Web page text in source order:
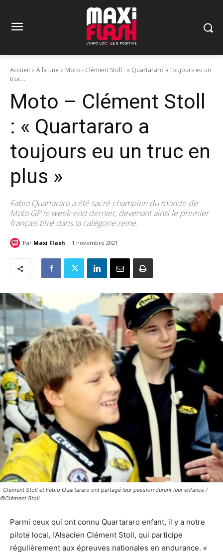
Accueil À la une
Moto - Clément Stoll : « Quartararo a toujours eu un
truc...
Moto – Clément Stoll
: « Quartararo a
toujours eu un truc en
plus »
Fabio Quartararo a été sacré champion du monde de
Moto GP le week-end dernier, devenant ainsi le premier
français titré dans la catégorie reine.
Par Maxi Flash 1 novembre 2021
: Clément Stoll et Fabio Quartararo ont partagé leur passion durant leur enfance /
©Clément Stoll
Parmi ceux qui ont connu Quartararo enfant, il y a notre
pilote local, l’Alsacien Clément Stoll, qui participe
régulièrement aux épreuves nationales en endurance. «